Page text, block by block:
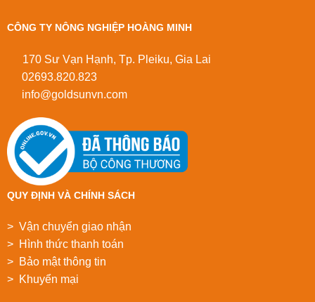
CÔNG TY NÔNG NGHIỆP HOÀNG MINH
170 Sư Vạn Hạnh, Tp. Pleiku, Gia Lai
02693.820.823
info@goldsunvn.com
QUY ĐỊNH VÀ CHÍNH SÁCH
> Vận chuyển giao nhận
> Hình thức thanh toán
> Bảo mật thông tin
> Khuyển mại